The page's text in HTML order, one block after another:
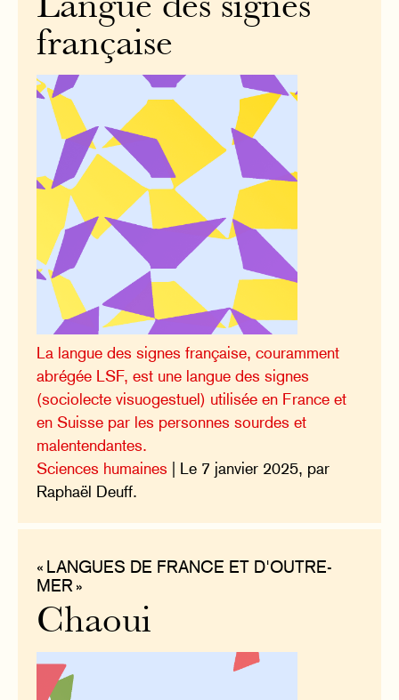
Langue des signes
française
La langue des signes française, couramment
abrégée LSF, est une langue des signes
(sociolecte visuogestuel) utilisée en France et
en Suisse par les personnes sourdes et
malentendantes.
Sciences humaines | Le 7 janvier 2025, par
Raphaël Deuff.
« LANGUES DE FRANCE ET D'OUTRE-
MER »
Chaoui